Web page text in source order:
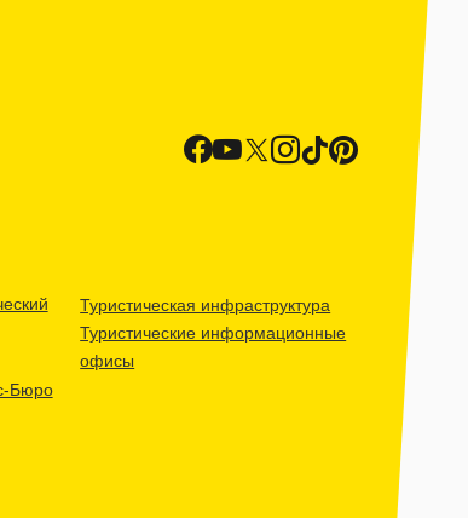
Бюро
Туристическая инфраструктура
Туристические информационные
офисы